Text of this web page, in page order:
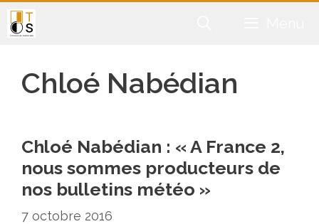
Aller
au
Chloé Nabédian
Chloé Nabédian : « A France 2,
nous sommes producteurs de
nos bulletins météo »
7 octobre 2016